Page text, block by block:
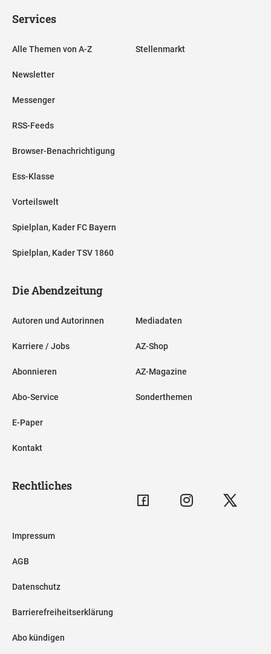
Services
Alle Themen von A-Z
Newsletter
Messenger
RSS-Feeds
Browser-Benachrichtigung
Ess-Klasse
Vorteilswelt
Spielplan, Kader FC Bayern
Spielplan, Kader TSV 1860
Stellenmarkt
Die Abendzeitung
Autoren und Autorinnen
Karriere / Jobs
Abonnieren
Abo-Service
E-Paper
Kontakt
Mediadaten
AZ-Shop
AZ-Magazine
Sonderthemen
Rechtliches
Impressum
AGB
Datenschutz
Barrierefreiheitserklärung
Abo kündigen